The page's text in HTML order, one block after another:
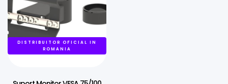
DISTRIBUITOR OFICIAL IN
ROMANIA